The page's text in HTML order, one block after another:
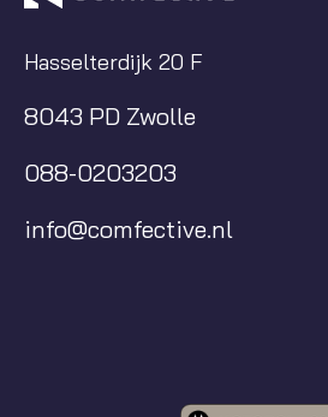
Hasselterdijk 20 F
8043 PD Zwolle
088-0203203
info@comfective.nl